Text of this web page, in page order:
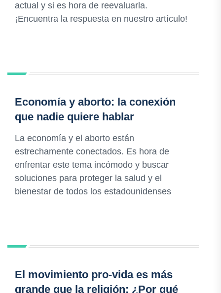
actual y si es hora de reevaluarla.
¡Encuentra la respuesta en nuestro artículo!
Economía y aborto: la conexión
que nadie quiere hablar
La economía y el aborto están
estrechamente conectados. Es hora de
enfrentar este tema incómodo y buscar
soluciones para proteger la salud y el
bienestar de todos los estadounidenses
El movimiento pro-vida es más
grande que la religión: ¿Por qué